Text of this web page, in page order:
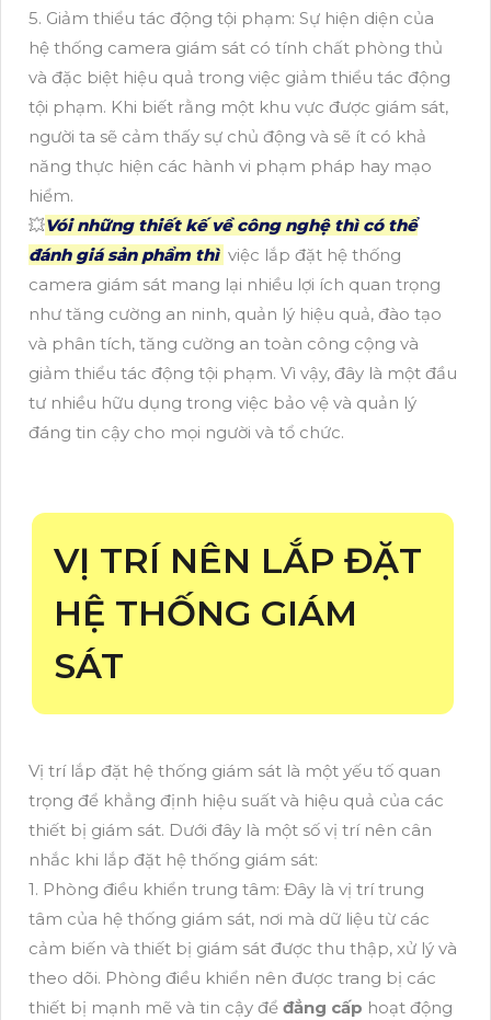
5. Giảm thiểu tác động tội phạm: Sự hiện diện của
hệ thống camera giám sát có tính chất phòng thủ
và đặc biệt hiệu quả trong việc giảm thiểu tác động
tội phạm. Khi biết rằng một khu vực được giám sát,
người ta sẽ cảm thấy sự chủ động và sẽ ít có khả
năng thực hiện các hành vi phạm pháp hay mạo
hiểm.
💥Vói những thiết kế về công nghệ thì có thể
đánh giá sản phẩm thì việc lắp đặt hệ thống
camera giám sát mang lại nhiều lợi ích quan trọng
như tăng cường an ninh, quản lý hiệu quả, đào tạo
và phân tích, tăng cường an toàn công cộng và
giảm thiểu tác động tội phạm. Vì vậy, đây là một đầu
tư nhiều hữu dụng trong việc bảo vệ và quản lý
đáng tin cậy cho mọi người và tổ chức.
VỊ TRÍ NÊN LẮP ĐẶT
HỆ THỐNG GIÁM
SÁT
Vị trí lắp đặt hệ thống giám sát là một yếu tố quan
trọng để khẳng định hiệu suất và hiệu quả của các
thiết bị giám sát. Dưới đây là một số vị trí nên cân
nhắc khi lắp đặt hệ thống giám sát:
1. Phòng điều khiển trung tâm: Đây là vị trí trung
tâm của hệ thống giám sát, nơi mà dữ liệu từ các
cảm biến và thiết bị giám sát được thu thập, xử lý và
theo dõi. Phòng điều khiển nên được trang bị các
thiết bị mạnh mẽ và tin cậy để đẳng cấp hoạt động